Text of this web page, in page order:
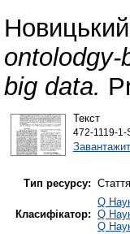
big data.
Текст
472-1119-1-
Тип ресурсу: Стаття
Класифікатор:
Q
Q
Q